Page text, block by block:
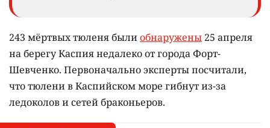
243 мёртвых тюленя былиобнаружены 25 апреля
на берегу Каспия недалеко от города Форт-
Шевченко. Первоначально эксперты посчитали,
что тюлени в Каспийском море гибнут из-за
ледоколов и сетей браконьеров.